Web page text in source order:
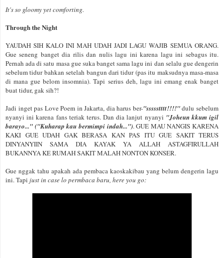
It's so gloomy yet comforting.
Through the Night
YAUDAH SIH KALO INI MAH UDAH JADI LAGU WAJIB SEMUA ORANG.
Gue seneng banget dia rilis dan nulis lagu ini karena lagu ini sebagus itu.
Pernah ada di satu masa gue suka banget sama lagu ini dan selalu gue dengerin
sebelum tidur bahkan setelah bangun dari tidur (pas itu maksudnya masa-masa
di mana gue belom insomnia). Tapi serius deh, lagu ini emang enak banget
buat tidur, gak sih?!
Jadi inget pas Love Poem in Jakarta, dia harus ber-"ssssstttt!!!!"dulu sebelum
nyanyi ini karena fans teriak terus. Dan dia lanjut nyanyi "Joheun kkum igil
barayo..." ("Kuharap kau bermimpi indah..."). GUE MAU NANGIS KARENA
KAKI GUE UDAH GAK BERASA KAN PAS ITU GUE SAKIT TERUS
DINYANYIIN SAMA DIA KAYAK YA ALLAH ASTAGFIRULLAH
BUKANNYA KE RUMAH SAKIT MALAH NONTON KONSER.
Gue nggak tahu apakah ada pembaca kaoskakibau yang belum dengerin lagu
ini. Tapi just in case lo permbaca baru, here you go: